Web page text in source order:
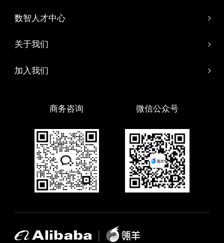
数智人才中心
关于我们
加入我们
商务咨询 微信公众号